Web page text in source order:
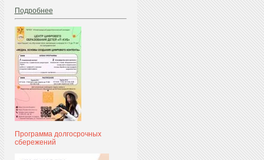
Подробнее
Программа долгосрочных
сбережений